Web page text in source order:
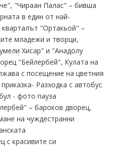
"Чираан Палас" – бивша
в един от най-
"Ортакьой" –
младежи и творци,
Хисар" и "Анадолу
"Бейлербей", Кулата на
с посещение на цветния
Разходка с автобус
- фото пауза
– бароков дворец,
на чуждестранни
с красивите си